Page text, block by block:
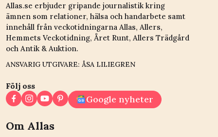
Allas.se erbjuder gripande journalistik kring
ämnen som relationer, hälsa och handarbete samt
innehåll från veckotidningarna Allas, Allers,
Hemmets Veckotidning, Året Runt, Allers Trädgård
och Antik & Auktion.
ANSVARIG UTGIVARE: ÅSA LILIEGREN
Följ oss
Google nyheter
Om Allas